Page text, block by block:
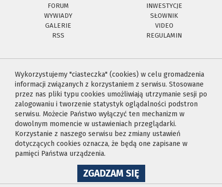
FORUM
INWESTYCJE
WYWIADY
SŁOWNIK
GALERIE
VIDEO
RSS
REGULAMIN
Wykorzystujemy "ciasteczka" (cookies) w celu gromadzenia
informacji związanych z korzystaniem z serwisu. Stosowane
przez nas pliki typu cookies umożliwiają utrzymanie sesji po
zalogowaniu i tworzenie statystyk oglądalności podstron
serwisu. Możecie Państwo wyłączyć ten mechanizm w
dowolnym momencie w ustawieniach przeglądarki.
Korzystanie z naszego serwisu bez zmiany ustawień
dotyczących cookies oznacza, że będą one zapisane w
pamięci Państwa urządzenia.
ZGADZAM SIĘNA
WYKORZYSTANIE